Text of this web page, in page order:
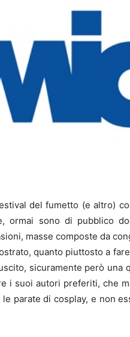
del fumetto (e altro)
ormai sono di pubblico
masse composte da
quanto piuttosto a
sicuramente però una
i suoi autori preferiti, che
parate di cosplay, e non